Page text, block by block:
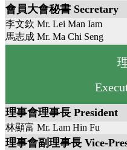
會員大會秘書 Secretary
李文欽 Mr. Lei Man Iam
馬志成 Mr. Ma Chi Seng
理事會理事長 President
林顯富 Mr. Lam Hin Fu
理事會副理事長 Vice-